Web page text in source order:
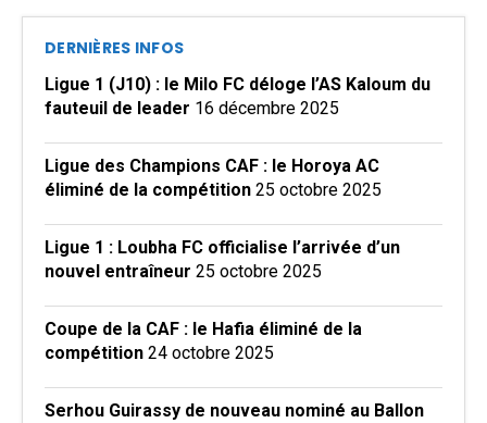
DERNIÈRES INFOS
Ligue 1 (J10) : le Milo FC déloge l’AS Kaloum du
fauteuil de leader 16 décembre 2025
Ligue des Champions CAF : le Horoya AC
éliminé de la compétition 25 octobre 2025
Ligue 1 : Loubha FC officialise l’arrivée d’un
nouvel entraîneur 25 octobre 2025
Coupe de la CAF : le Hafia éliminé de la
compétition 24 octobre 2025
Serhou Guirassy de nouveau nominé au Ballon